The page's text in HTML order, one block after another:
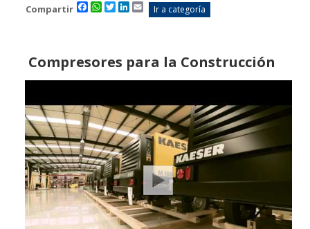
Compartir
Facebook
WhatsApp
TwitterLinkedIn
Email
Ir a categoría
Compresores para la Construcción